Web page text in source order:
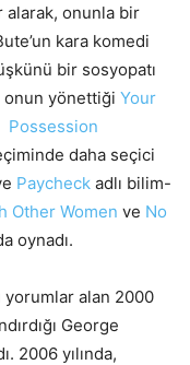
alarak, onunla bir
kara komedi
bir sosyopatı
onun yönettiği Your
Possession
daha seçici
Paycheck adlı bilim-
Other Women ve No
oynadı.
yorumlar alan 2000
George
2006 yılında,